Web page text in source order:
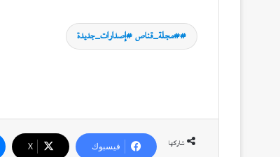
#مجلة_قناص #إصدارات_جديدة
شاركها فيسبوك ‫X